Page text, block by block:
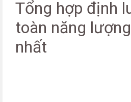
Tổng hợp định
toàn năng
nhất